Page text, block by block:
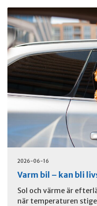
2026-06-16
Varm bil – kan bli
Sol och värme är
när temperaturen